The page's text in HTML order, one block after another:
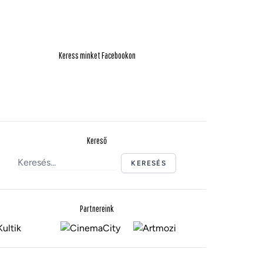
Keress minket Facebookon
Kereső
KERESÉS
Partnereink